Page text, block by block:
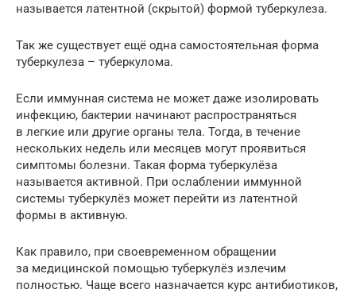
называется латентной (скрытой) формой туберкулеза.
Так же существует ещё одна самостоятельная форма
туберкулеза – туберкулома.
Если иммунная система не может даже изолировать
инфекцию, бактерии начинают распространяться
в легкие или другие органы тела. Тогда, в течение
нескольких недель или месяцев могут проявиться
симптомы болезни. Такая форма туберкулёза
называется активной. При ослаблении иммунной
системы туберкулёз может перейти из латентной
формы в активную.
Как правило, при своевременном обращении
за медицинской помощью туберкулёз излечим
полностью. Чаще всего назначается курс антибиотиков,